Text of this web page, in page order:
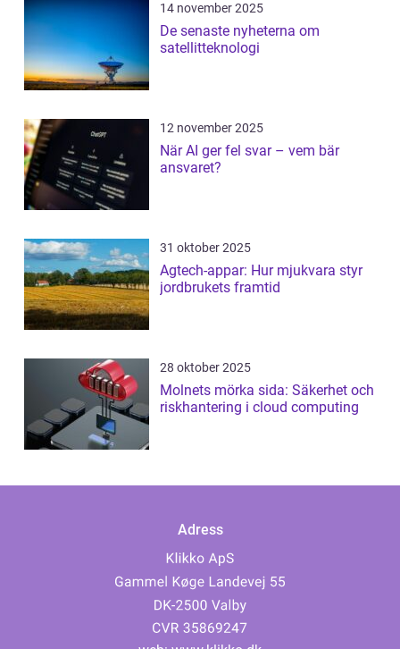
14 november 2025
De senaste nyheterna om
satellitteknologi
12 november 2025
När AI ger fel svar – vem bär
ansvaret?
31 oktober 2025
Agtech-appar: Hur mjukvara styr
jordbrukets framtid
28 oktober 2025
Molnets mörka sida: Säkerhet och
riskhantering i cloud computing
Adress